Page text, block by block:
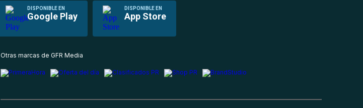
DISPONIBLE EN
Google Play
DISPONIBLE EN
App Store
Otras marcas de GFR Media